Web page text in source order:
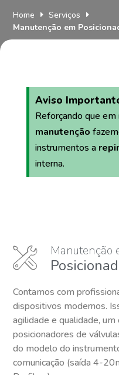
Home
Serviços
Manutenção em
Aviso
Reforçando que em
manutenção
instrumentos a
interna.
Manutenção
Contamos com
dispositivos modernos.
agilidade e qualidade,
posicionadores de
do modelo do
comunicação (saída 4-